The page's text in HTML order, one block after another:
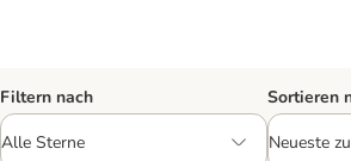
Filtern nach Sortieren